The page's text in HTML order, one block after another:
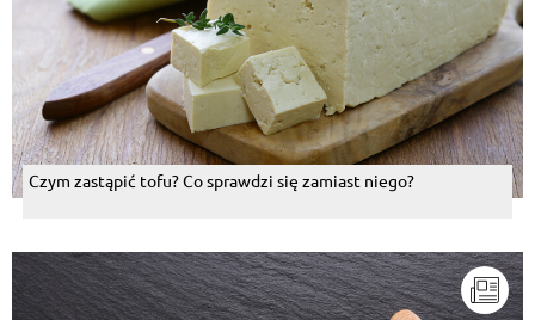
Czym zastąpić tofu? Co sprawdzi się zamiast niego?